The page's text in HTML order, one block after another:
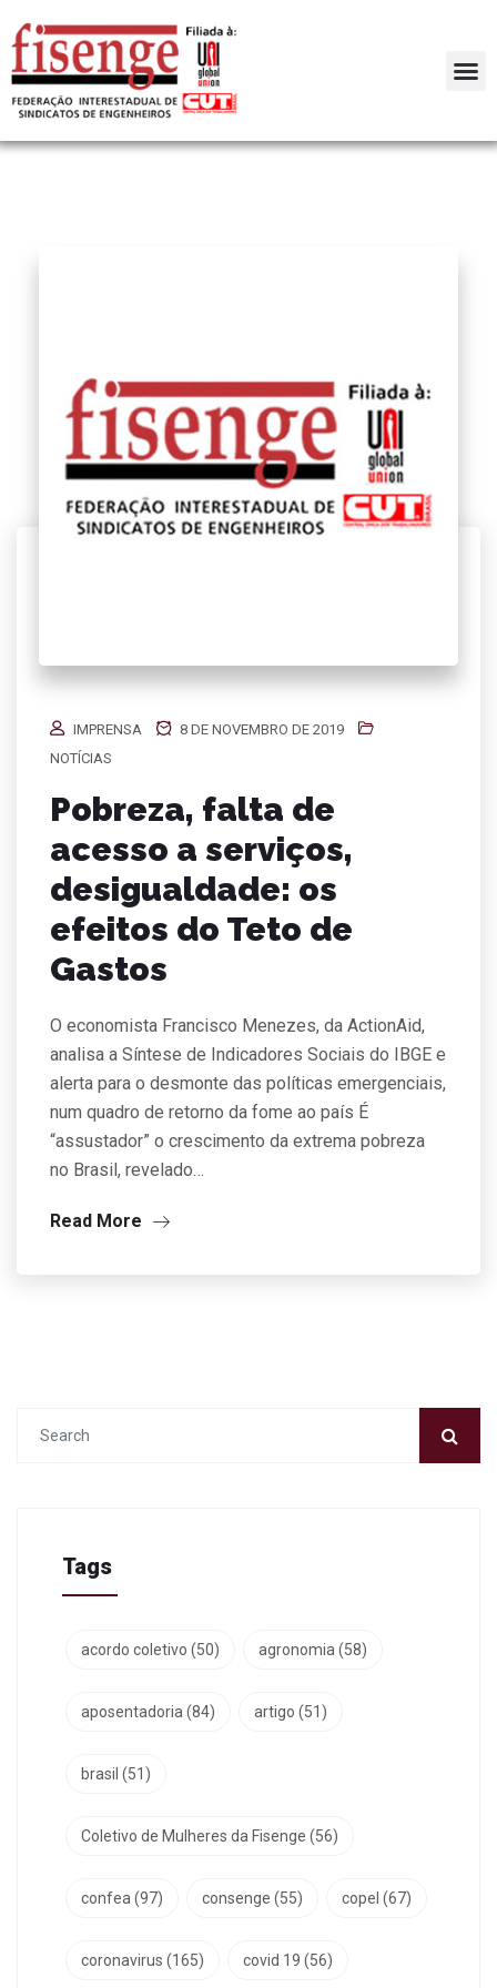
IMPRENSA
8 DE NOVEMBRO DE 2019
NOTÍCIAS
Pobreza, falta de
acesso a serviços,
desigualdade: os
efeitos do Teto de
Gastos
O economista Francisco Menezes, da ActionAid,
analisa a Síntese de Indicadores Sociais do IBGE e
alerta para o desmonte das políticas emergenciais,
num quadro de retorno da fome ao país É
“assustador” o crescimento da extrema pobreza
no Brasil, revelado…
Read More
Tags
acordo coletivo (50) agronomia(58)
aposentadoria(84) artigo (51)
brasil (51)
Coletivo de Mulheres da Fisenge (56)
confea(97) consenge (55) copel (67)
coronavirus (165) covid 19 (56)